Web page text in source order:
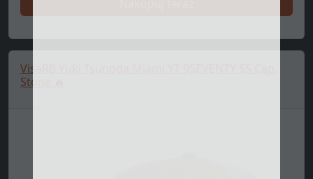
VisaRB Yuki Tsunoda Miami YT 9SEVENTY SS Cap,
Stone 🔥